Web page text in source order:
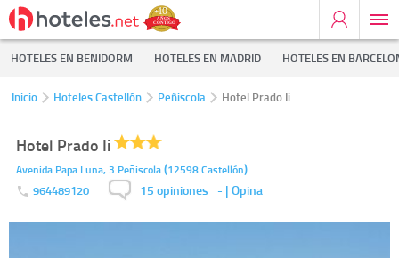
HOTELES EN BENIDORM HOTELES EN MADRID HOTELES EN
Inicio Hoteles Castellón Peñiscola Hotel Prado Ii
Hotel Prado Ii
Avenida Papa Luna, 3 Peñiscola(12598Castellón)
964489120 15 opiniones - | Opina